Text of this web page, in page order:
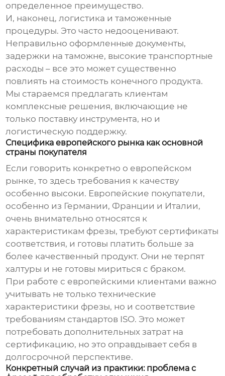
определенное преимущество.
И, наконец,логистика и таможенные
процедуры. Это часто недооценивают.
Неправильно оформленные документы,
задержки на таможне, высокие транспортные
расходы – все это может существенно
повлиять на стоимость конечного продукта.
Мы стараемся предлагать клиентам
комплексные решения, включающие не
только поставку инструмента, но и
логистическую поддержку.
Специфика европейского рынка как основной
страны покупателя
Если говорить конкретно о европейском
рынке, то здесь требования к качеству
особенно высоки. Европейские покупатели,
особенно из Германии, Франции и Италии,
очень внимательно относятся к
характеристикам фрезы, требуют сертификаты
соответствия, и готовы платить больше за
более качественный продукт. Они не терпят
халтуры и не готовы мириться с браком.
При работе с европейскими клиентами важно
учитывать не только технические
характеристики фрезы, но и соответствие
требованиям стандартов ISO. Это может
потребовать дополнительных затрат на
сертификацию, но это оправдывает себя в
долгосрочной перспективе.
Конкретный случай из практики: проблема с